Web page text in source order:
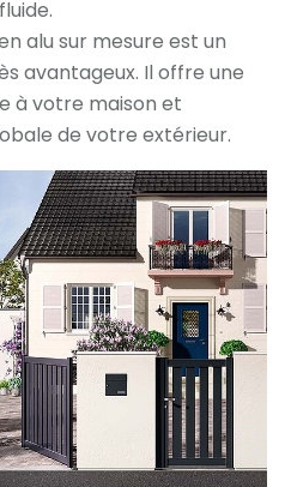
alu sur mesure est un
avantageux. Il offre une
à votre maison et
de votre extérieur.